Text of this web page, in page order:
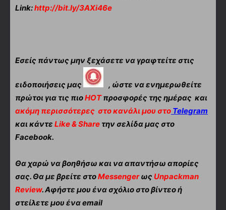
Link:http://bit.ly/3AXi46e
Εσείς πάντως μην ξεχάσετε να γραφτείτε στις
ειδοποιήσεις μας
, ώστε να ενημερωθείτε
πρώτοι για τις πιοHOTπροσφορές της ημέρας και
ακόμη περισσότερες στο κανάλι μου στο Telegram
και κάντε Like & Share την σελίδα μας στο
Facebook.
Θα χαρώ να βοηθήσω και να απαντήσω απορίες
σας. Θα με βρείτε στοMessengerως Unpackman
Review. Αφήστε μου ένα σχόλιο στο βίντεο ή
στείλετε μου ένα email